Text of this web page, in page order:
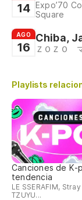
14 Expo’70
Square
AGO
16
Chiba,
ＺＯＺＯ
Playlists
Canciones de K-
tendencia
LE SSERAFIM,
TZUYU...